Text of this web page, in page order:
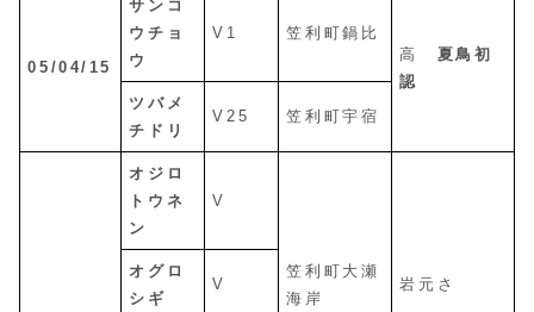
05/04/15
サンコ
ウチョ
ウ
V1
笠利町鍋比
高 夏鳥初
認
ツバメ
チドリ
V25 笠利町宇宿
オジロ
トウネ
ン
V
笠利町大瀬
海岸
岩元さ
オグロ
シギ
V